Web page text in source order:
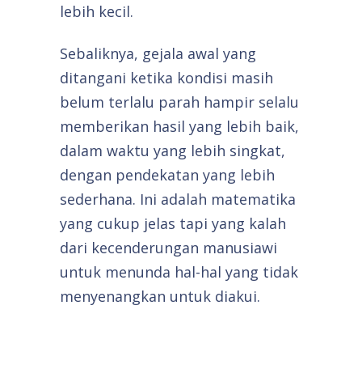
lebih kecil.
Sebaliknya, gejala awal yang
ditangani ketika kondisi masih
belum terlalu parah hampir selalu
memberikan hasil yang lebih baik,
dalam waktu yang lebih singkat,
dengan pendekatan yang lebih
sederhana. Ini adalah matematika
yang cukup jelas tapi yang kalah
dari kecenderungan manusiawi
untuk menunda hal-hal yang tidak
menyenangkan untuk diakui.